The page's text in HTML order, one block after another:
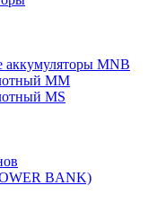
MNB
MM
MS
BANK)